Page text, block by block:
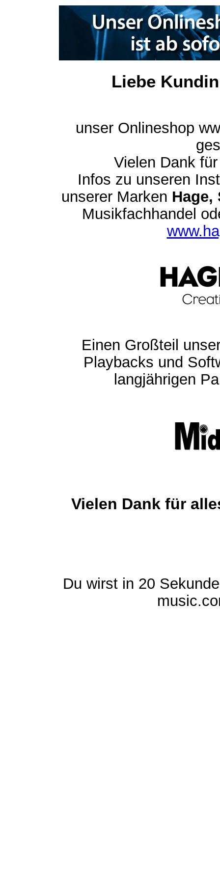
Liebe
unser Onlineshop
Vielen Dank
Infos zu unseren
unserer Marken Hage,
Musikfachhandel
Einen Großteil
Playbacks und
langjährigen
Vielen Dank für
Du wirst in 20